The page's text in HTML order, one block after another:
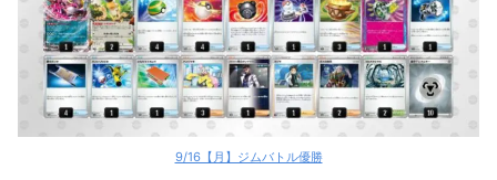
ゲッコウガex
おまつりおんど
サーフゴーex
サーフゴーex9/16【月】ジムバトル優勝